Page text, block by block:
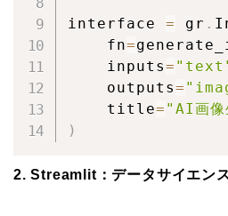
interface = gr .
    fn
=
    inputs
=
    outputs
=
    title
= "AI画像
)
2. Streamlit：データサイエン